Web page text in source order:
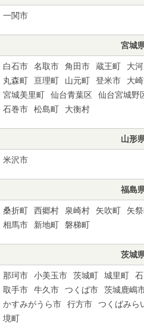
一関市
宮城
白石市 名取市 角田市 蔵王町 大
丸森町
亘理町 山元町 登米市 大
宮城美里町
仙台青葉区 仙台宮城野
石巻市
松島町 大衡村
山形
米沢市
福島
桑折町 西郷村 泉崎村 矢吹町 矢
相馬市
新地町 磐梯町
茨城
那珂市 小美玉市 茨城町 城里町
取手市
牛久市 つくば市 茨城鹿嶋
かすみがうら市
行方市 つくばみら
境町